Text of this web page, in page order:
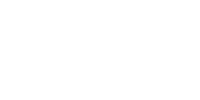
die RWE nach dem